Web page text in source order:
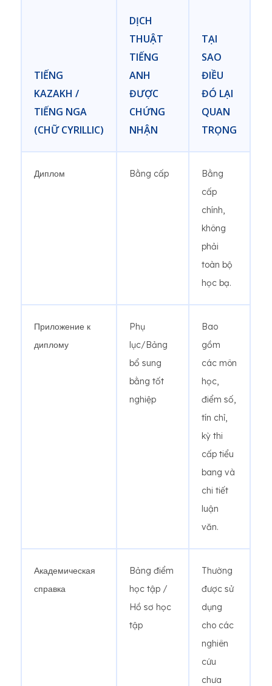
TIẾNG
KAZAKH /
TIẾNG NGA
(CHỮ CYRILLIC)
DỊCH
THUẬT
TIẾNG
ANH
ĐƯỢC
CHỨNG
NHẬN
TẠI
SAO
ĐIỀU
ĐÓ LẠI
QUAN
TRỌNG
Диплом Bằng cấp
Bằng
cấp
chính,
không
phải
toàn bộ
học bạ.
Приложение к
диплому
Phụ
lục/Bảng
bổ sung
bằng tốt
nghiệp
Bao
gồm
các môn
học,
điểm số,
tín chỉ,
kỳ thi
cấp tiểu
bang và
chi tiết
luận
văn.
Академическая
справка
Bảng điểm
học tập /
Hồ sơ học
tập
Thường
được sử
dụng
cho các
nghiên
cứu
chưa